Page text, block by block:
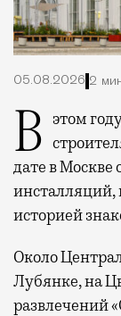
05.08.2026 2
В этом году профессиональный праздник День
дате в Москве
инсталляций,
историей
Около
Лубянке, на
развлечений